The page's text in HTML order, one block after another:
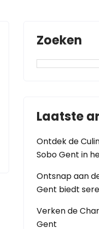
Zoeken
Laatste
Ontdek de
Sobo Gent in
Ontsnap aan
Gent biedt
Verken de
Gent